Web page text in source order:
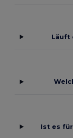
Läuft
Ist es